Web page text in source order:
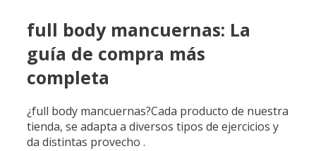
full body mancuernas: La
guía de compra más
completa
¿full body mancuernas?Cada producto de nuestra
tienda, se adapta a diversos tipos de ejercicios y
da distintas provecho .